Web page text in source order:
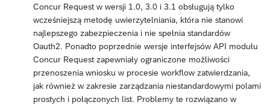
Concur Request w wersji 1.0, 3.0 i 3.1 obsługują tylko
wcześniejszą metodę uwierzytelniania, która nie stanowi
najlepszego zabezpieczenia i nie spełnia standardów
Oauth2. Ponadto poprzednie wersje interfejsów API modułu
Concur Request zapewniały ograniczone możliwości
przenoszenia wniosku w procesie workflow zatwierdzania,
jak również w zakresie zarządzania niestandardowymi polami
prostych i połączonych list. Problemy te rozwiązano w